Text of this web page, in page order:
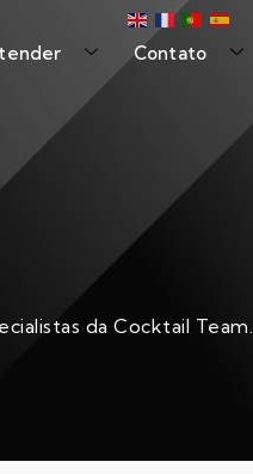
Contato
da Cocktail Team.